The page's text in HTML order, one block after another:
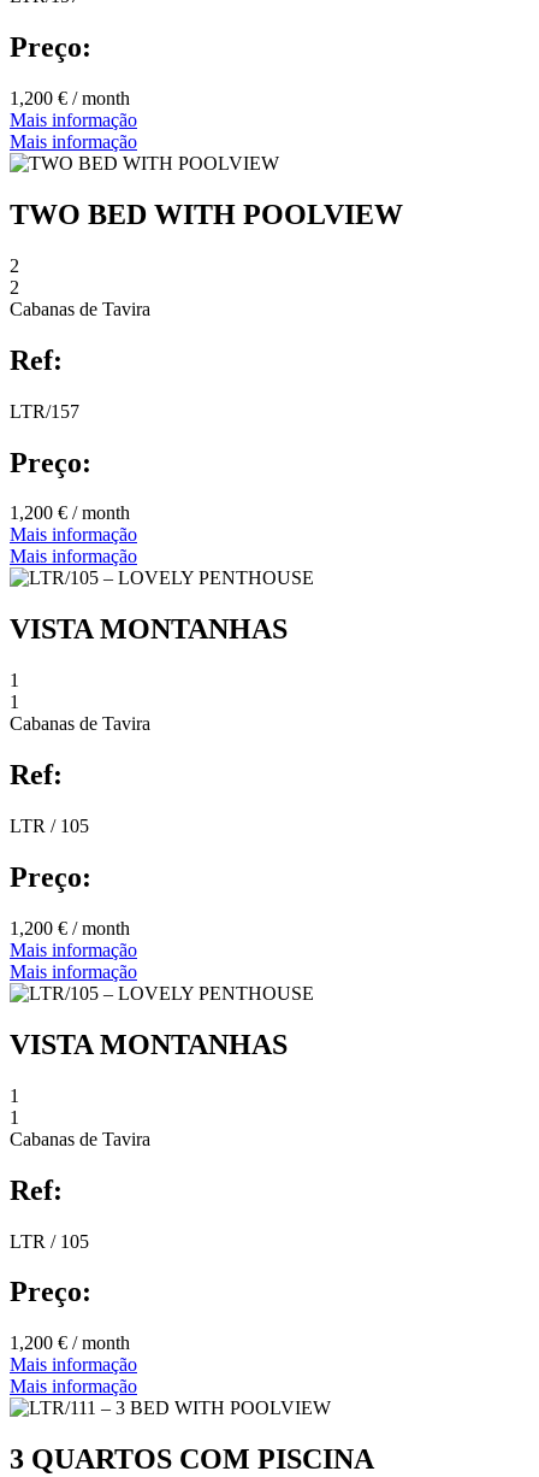
Preço:
1,200 € / month
Mais informação
Mais informação
TWO BED WITH POOLVIEW
2
2
Cabanas de Tavira
Ref:
LTR/157
Preço:
1,200 € / month
Mais informação
Mais informação
VISTA MONTANHAS
1
1
Cabanas de Tavira
Ref:
LTR / 105
Preço:
1,200 € / month
Mais informação
Mais informação
VISTA MONTANHAS
1
1
Cabanas de Tavira
Ref:
LTR / 105
Preço:
1,200 € / month
Mais informação
Mais informação
3 QUARTOS COM PISCINA